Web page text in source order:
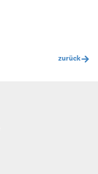
zurück